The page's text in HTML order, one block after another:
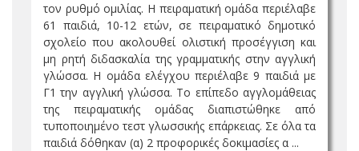
τον ρυθμό ομιλίας. H πειραματική ομάδα περιέλαβε
61 παιδιά, 10-12 ετών, σε πειραματικό δημοτικό
σχολείο που ακολουθεί ολιστική προσέγγιση και
μη ρητή διδασκαλία της γραμματικής στην αγγλική
γλώσσα. Η ομάδα ελέγχου περιέλαβε 9 παιδιά με
Γ1 την αγγλική γλώσσα. Το επίπεδο αγγλομάθειας
της πειραματικής ομάδας διαπιστώθηκε από
τυποποιημένο τεστ γλωσσικής επάρκειας. Σε όλα τα
παιδιά δόθηκαν (α) 2 προφορικές δοκιμασίες α ...